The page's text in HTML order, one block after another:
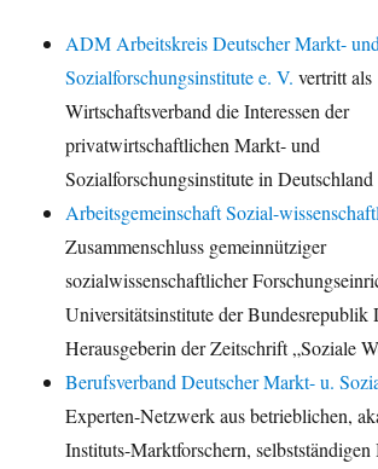
ADM Arbeitskreis Deutscher Markt- und
Sozialforschungsinstitute e. V. vertritt als
Wirtschaftsverband die Interessen der
privatwirtschaftlichen Markt- und
Sozialforschungsinstitute in Deutschland
Arbeitsgemeinschaft Sozial-
Zusammenschluss gemeinnütziger
sozialwissenschaftlicher
Universitätsinstitute der Bundesrepublik
Herausgeberin der Zeitschrift „Soziale
Berufsverband Deutscher Markt- u.
Experten-Netzwerk aus betrieblichen,
Instituts-Marktforschern, selbstständigen